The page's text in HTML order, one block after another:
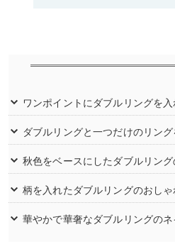
ワンポイントにダブルリングを
ダブルリングと一つだけのリン
秋色をベースにしたダブルリン
柄を入れたダブルリングのおし
華やかで華奢なダブルリングの